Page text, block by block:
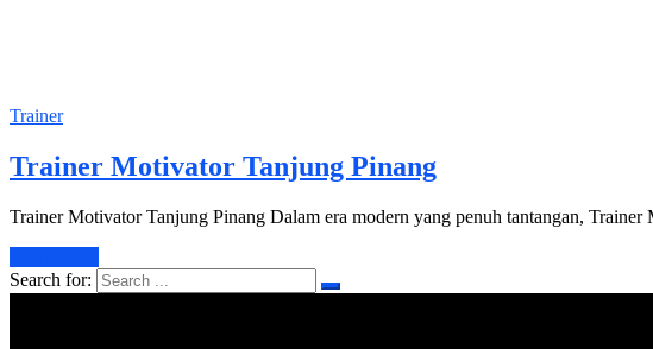
Trainer
Trainer Motivator Tanjung Pinang
Trainer Motivator Tanjung Pinang Dalam era modern yang penuh tantangan,
Search for: